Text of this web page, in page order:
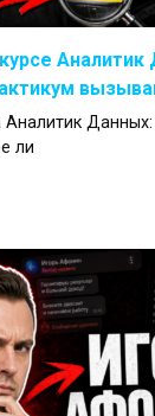
Аналитик
Аналитик
ли